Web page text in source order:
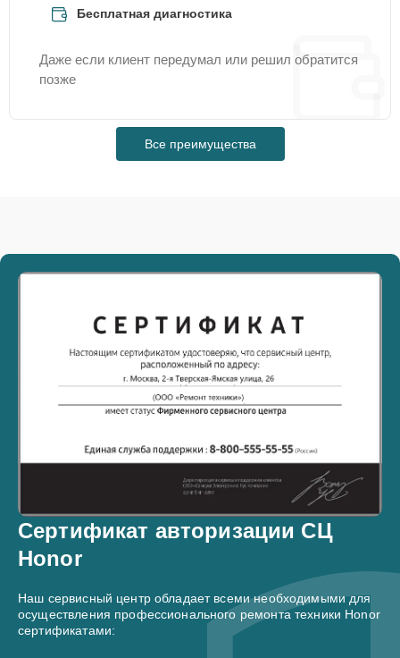
Бесплатная диагностика
Даже если клиент передумал или решил обратится
позже
Все преимущества
Сертификат авторизации СЦ
Honor
Наш сервисный центр обладает всеми необходимыми для
осуществления профессионального ремонта техники Honor
сертификатами: